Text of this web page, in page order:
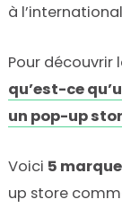
à
Pour découvrir
qu’est-ce
un pop-up
Voici 5
up store